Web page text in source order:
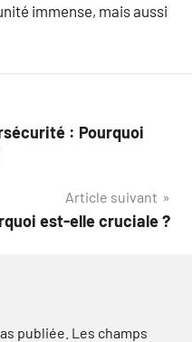
immense, mais aussi
: Pourquoi
Article suivant
est-elle cruciale ?
publiée. Les champs